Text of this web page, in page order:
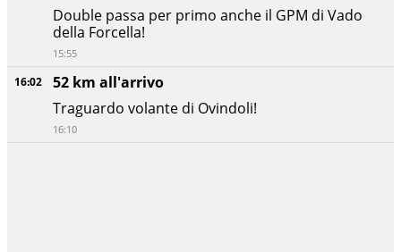
16:02
52 km all'arrivo
Traguardo volante di Ovindoli!
16:10
Double passa per primo anche il GPM di Vado
della Forcella!
15:55